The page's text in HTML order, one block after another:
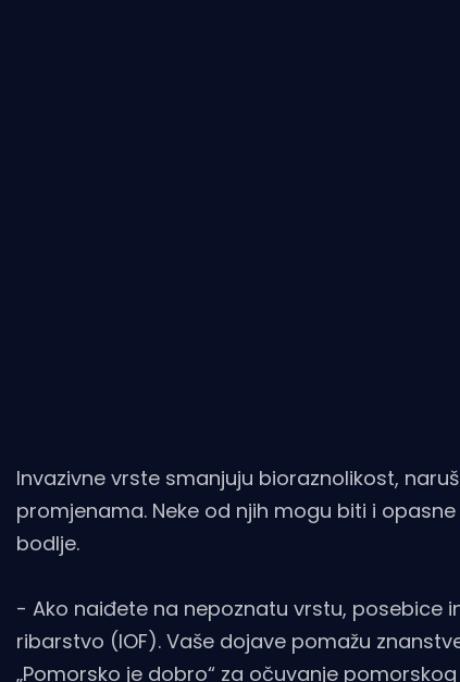
Invazivne vrste smanjuju bioraznolikost,
promjenama. Neke od njih mogu biti i
bodlje.
- Ako naiđete na nepoznatu vrstu, posebice
ribarstvo (IOF). Vaše dojave pomažu
„Pomorsko je dobro“ za očuvanje